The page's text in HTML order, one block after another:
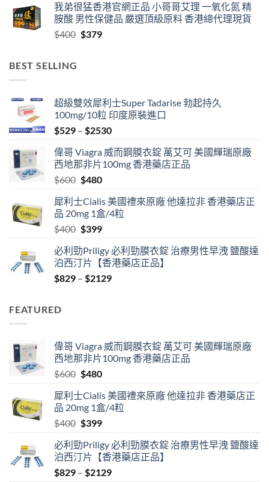
$759
through
我弟很猛香港官網正品 小哥哥艾理 一氧化氮 精
胺酸 男性保健品 嚴選頂級原料 香港總代理現貨
$400 Original
$379Current
BEST SELLING
超級雙效犀利士Super Tadarise 勃起持久
100mg/10粒 印度原裝進口
$529 – $2530Price
$529
through
偉哥 Viagra 威而鋼膜衣錠 萬艾可 美國輝瑞原廠
西地那非片100mg 香港藥店正品
$600 Original
was:
$600.
$480Current
is:
$480.
犀利士Cialis 美國禮來原廠 他達拉非 香港藥店正
品 20mg 1盒/4粒
$400 Original
was:
$400.
$399Current
is:
$399.
必利勁Priligy 必利勁膜衣錠 治療男性早洩 鹽酸達
泊西汀片【香港藥店正品】
$829 – $2129Price
FEATURED
偉哥 Viagra 威而鋼膜衣錠 萬艾可 美國輝瑞原廠
西地那非片100mg 香港藥店正品
$600 Original
was:
$600.
$480Current
is:
$480.
犀利士Cialis 美國禮來原廠 他達拉非 香港藥店正
品 20mg 1盒/4粒
$400 Original
was:
$400.
$399Current
is:
$399.
必利勁Priligy 必利勁膜衣錠 治療男性早洩 鹽酸達
泊西汀片【香港藥店正品】
$829 – $2129Price